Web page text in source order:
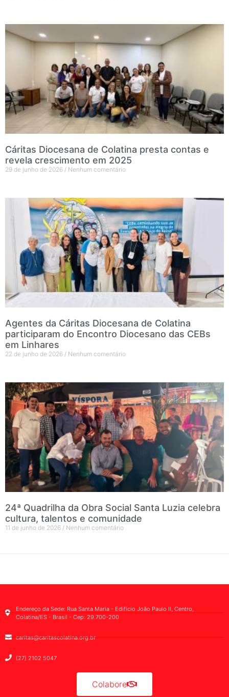
Cáritas Diocesana de Colatina presta contas e
revela crescimento em 2025
29 de junho de 2026 Nenhum comentário
Agentes da Cáritas Diocesana de Colatina
participaram do Encontro Diocesano das CEBs
em Linhares
22 de junho de 2026 Nenhum comentário
24ª Quadrilha da Obra Social Santa Luzia celebra
cultura, talentos e comunidade
11 de junho de 2026 Nenhum comentário
Endereço da Sede: Rua Santa Maria - Edifício João Paulo II, Centro,
Colatina/ES - Brasil - Cep: 29.700-200
caritas@caritascolatina.org.br
(27) 2102 5047
Colabore